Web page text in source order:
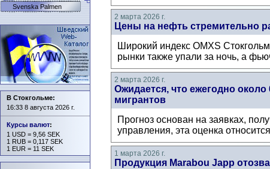
2 марта 2026 г.
Цены на нефть стремительно
Широкий индекс OMXS
рынки также упали за ночь, а
2 марта 2026 г.
Ожидается, что ежегодно
мигрантов
Прогноз основан на заявках,
управления, эта оценка
1 марта 2026 г.
Продукция Marabou Japp
Svenska Palmen
В Стокгольме:
16:33 8 августа 2026 г.
Курсы валют:
1 USD = 9,56 SEK
1 RUB = 0,117 SEK
1 EUR = 11 SEK